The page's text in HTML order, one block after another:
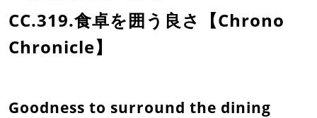
CC.319.食卓を囲う良さ【Chrono
Chronicle】
Goodness to surround the dining